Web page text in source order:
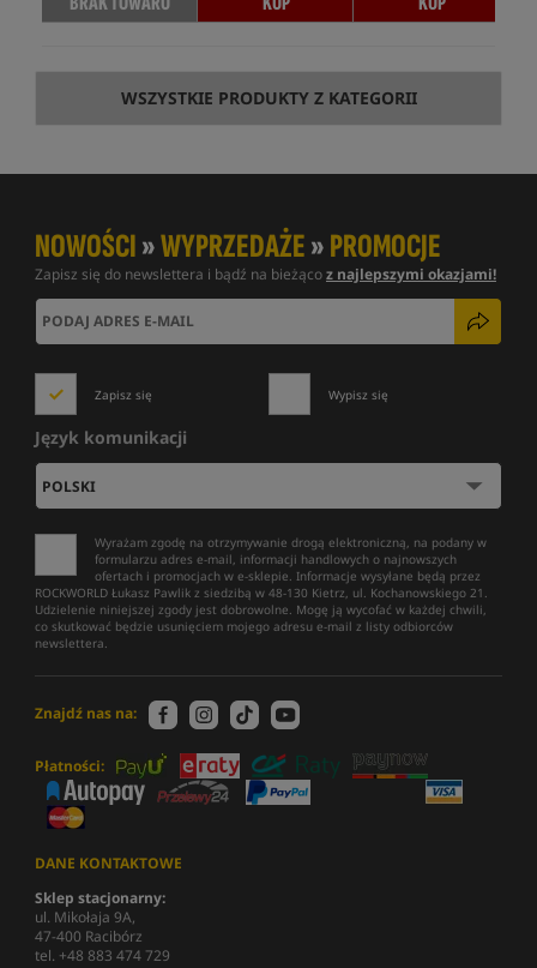
WSZYSTKIE PRODUKTY Z KATEGORII
NOWOŚCI»WYPRZEDAŻE»PROMOCJE
Zapisz się do newslettera i bądź na bieżącoz najlepszymi okazjami!
Zapisz się Wypisz się
Język komunikacji
Wyrażam zgodę na otrzymywanie drogą elektroniczną, na podany w
formularzu adres e-mail, informacji handlowych o najnowszych
ofertach i promocjach w e-sklepie. Informacje wysyłane będą przez
ROCKWORLD Łukasz Pawlik z siedzibą w 48-130 Kietrz, ul. Kochanowskiego 21.
Udzielenie niniejszej zgody jest dobrowolne. Mogę ją wycofać w każdej chwili,
co skutkować będzie usunięciem mojego adresu e-mail z listy odbiorców
newslettera.
Znajdź nas na:
Płatności:
DANE KONTAKTOWE
Sklep stacjonarny:
ul. Mikołaja 9A,
47-400 Racibórz
tel. +48 883 474 729